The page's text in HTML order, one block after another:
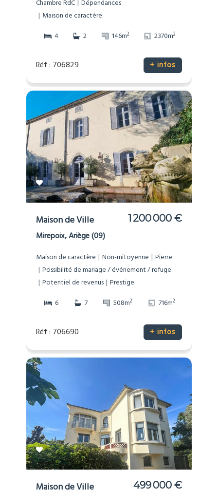
Chambre RdC Dépendances
Maison de caractère
4
2 146m2 2370m2
Réf : 706829 + infos
Maison de Ville 1 200 000 €
Mirepoix, Ariège (09)
Maison de caractère Non-mitoyenne
Pierre
Possibilité de mariage / événement / refuge
Potentiel de revenus Prestige
6
7 508m2 716m2
Réf : 706690 + infos
Maison de Ville 499 000 €